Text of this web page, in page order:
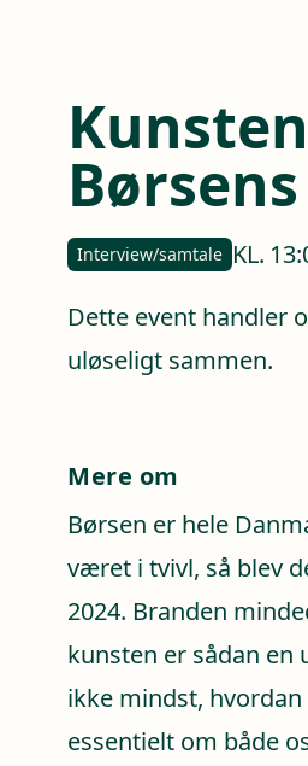
Interview/samtale KL.
Dette event handler
uløseligt sammen.
Mere om
Børsen er hele
været i tvivl, så blev
2024. Branden
kunsten er sådan en
ikke mindst,
essentielt om både